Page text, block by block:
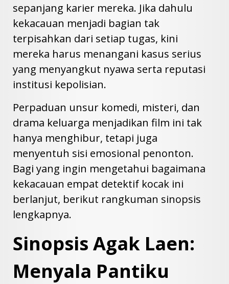
sepanjang karier mereka. Jika dahulu
kekacauan menjadi bagian tak
terpisahkan dari setiap tugas, kini
mereka harus menangani kasus serius
yang menyangkut nyawa serta reputasi
institusi kepolisian.
Perpaduan unsur komedi, misteri, dan
drama keluarga menjadikan film ini tak
hanya menghibur, tetapi juga
menyentuh sisi emosional penonton.
Bagi yang ingin mengetahui bagaimana
kekacauan empat detektif kocak ini
berlanjut, berikut rangkuman sinopsis
lengkapnya.
Sinopsis Agak Laen:
Menyala Pantiku